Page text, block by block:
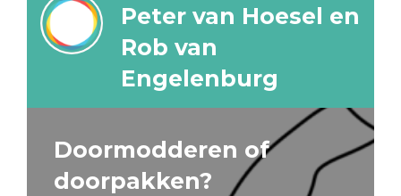
Peter van Hoesel en
Rob van
Engelenburg
Doormodderen of
doorpakken?